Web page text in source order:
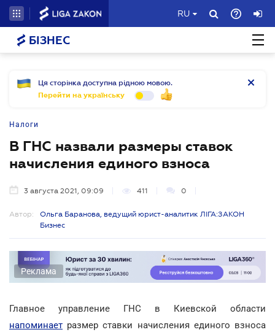
RU
БІЗНЕС
Ця сторінка доступна рідною мовою.
Перейти на українську
Налоги
В ГНС назвали размеры ставок
начисления единого взноса
3 августа 2021, 09:09 411 0
Автор:
Ольга Баранова, ведущий юрист-аналитик ЛІГА:ЗАКОН
Бизнес
Реклама
Главное управление ГНС в Киевской области
напоминает размер ставки начисления единого взноса